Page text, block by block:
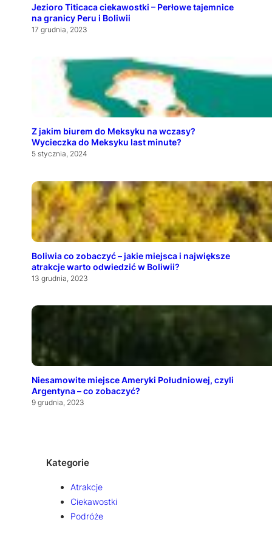
Jezioro Titicaca ciekawostki – Perłowe tajemnice
na granicy Peru i Boliwii
17 grudnia, 2023
Z jakim biurem do Meksyku na wczasy?
Wycieczka do Meksyku last minute?
5 stycznia, 2024
Boliwia co zobaczyć – jakie miejsca i największe
atrakcje warto odwiedzić w Boliwii?
13 grudnia, 2023
Niesamowite miejsce Ameryki Południowej, czyli
Argentyna – co zobaczyć?
9 grudnia, 2023
Kategorie
Atrakcje
Ciekawostki
Podróże